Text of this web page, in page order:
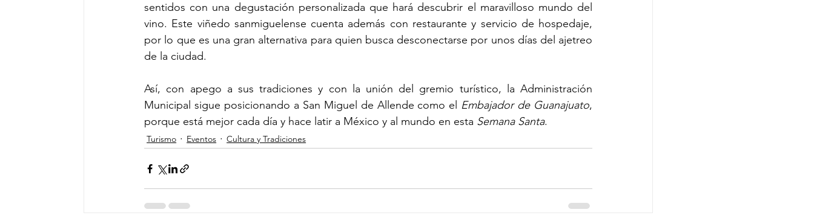
sentidos con una degustación personalizada que hará descubrir el maravilloso mundo del
vino. Este viñedo sanmiguelense cuenta además con restaurante y servicio de hospedaje,
por lo que es una gran alternativa para quien busca desconectarse por unos días del ajetreo
de la ciudad.
Así, con apego a sus tradiciones y con la unión del gremio turístico, la Administración
Municipal sigue posicionando a San Miguel de Allende como el Embajador de Guanajuato,
porque está mejor cada día y hace latir a México y al mundo en esta Semana Santa.
Turismo Eventos Cultura y Tradiciones